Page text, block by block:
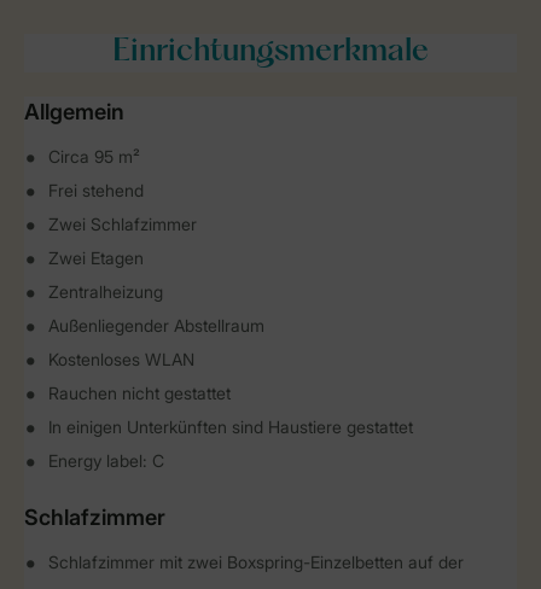
Einrichtungsmerkmale
Allgemein
Circa 95 m²
Frei stehend
Zwei Schlafzimmer
Zwei Etagen
Zentralheizung
Außenliegender Abstellraum
Kostenloses WLAN
Rauchen nicht gestattet
In einigen Unterkünften sind Haustiere gestattet
Energy label: C
Schlafzimmer
Schlafzimmer mit zwei Boxspring-Einzelbetten auf der